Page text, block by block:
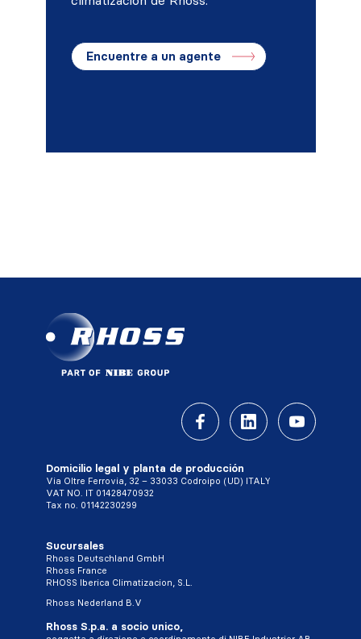
Encuentre a un agente
Domicilio legal y planta de producción
Via Oltre Ferrovia, 32 – 33033 Codroipo (UD) ITALY
VAT NO. IT 01428470932
Tax no. 01142230299
Sucursales
Rhoss Deutschland GmbH
Rhoss France
RHOSS Iberica Climatizacion, S.L.
Rhoss Nederland B.V
Rhoss S.p.a. a socio unico,